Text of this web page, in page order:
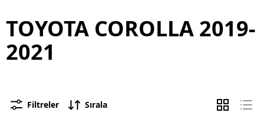
TOYOTA COROLLA 2019-
2021
Filtreler Sırala